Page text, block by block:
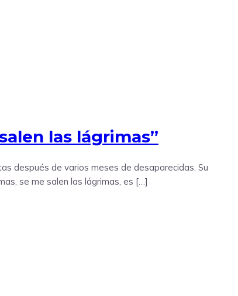
las lágrimas”
después de varios meses de desaparecidas. Su
se me salen las lágrimas, es […]